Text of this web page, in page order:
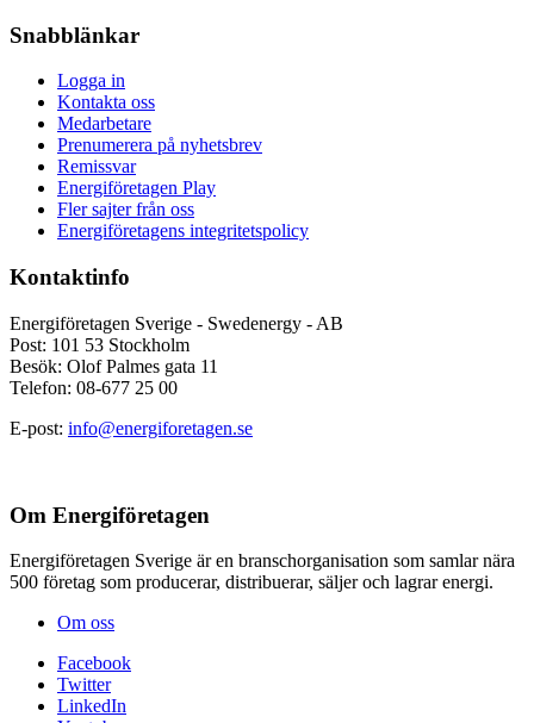
Snabblänkar
Logga in
Kontakta oss
Medarbetare
Prenumerera på nyhetsbrev
Remissvar
Energiföretagen Play
Fler sajter från oss
Energiföretagens integritetspolicy
Kontaktinfo
Energiföretagen Sverige - Swedenergy - AB
Post: 101 53 Stockholm
Besök: Olof Palmes gata 11
Telefon: 08-677 25 00
E-post: info@energiforetagen.se
Om Energiföretagen
Energiföretagen Sverige är en branschorganisation som samlar nära
500 företag som producerar, distribuerar, säljer och lagrar energi.
Om oss
Facebook
Twitter
LinkedIn